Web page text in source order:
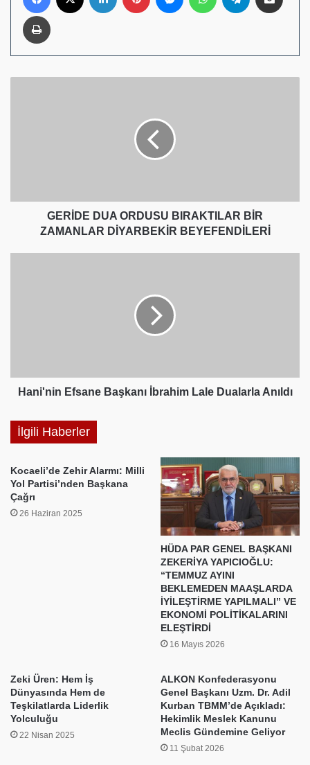
Yazdır
GERİDE DUA ORDUSU BIRAKTILAR BİR
ZAMANLAR DİYARBEKİR BEYEFENDİLERİ
Hani'nin Efsane Başkanı İbrahim Lale Dualarla Anıldı
İlgili Haberler
Kocaeli’de Zehir Alarmı: Milli
Yol Partisi’nden Başkana
Çağrı
26 Haziran 2025
HÜDA PAR GENEL BAŞKANI
ZEKERİYA YAPICIOĞLU:
“TEMMUZ AYINI
BEKLEMEDEN MAAŞLARDA
İYİLEŞTİRME YAPILMALI” VE
EKONOMİ POLİTİKALARINI
ELEŞTİRDİ
16 Mayıs 2026
Zeki Üren: Hem İş
Dünyasında Hem de
Teşkilatlarda Liderlik
Yolculuğu
22 Nisan 2025
ALKON Konfederasyonu
Genel Başkanı Uzm. Dr. Adil
Kurban TBMM’de Açıkladı:
Hekimlik Meslek Kanunu
Meclis Gündemine Geliyor
11 Şubat 2026